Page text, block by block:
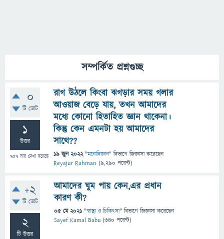
সম্পর্কিত প্রশ্নগুচ্ছ
0
টি ভোট
1
উত্তর
757 বার দেখা হয়েছে
রাগ উঠলে কিংবা ঝগড়ার সময় গলার
আওয়াজ বেড়ে যায়, তখন আমাদের
মধ্যে কোনো হিতাহিত জ্ঞান থাকেনা।
কিন্তু কেন এমনটা হয় আমাদের
সাথে??
19 জুন 2022 "মনোবিজ্ঞান" বিভাগে জিজ্ঞাসাকরেছেন
Reyajur Rahman (9,290 পয়েন্ট)
+2
টি ভোট
2
টি উত্তর
আমাদের ঘুম পায় কেন,এর প্রধান
কারণ কী?
05 মে 2021 "স্বাস্থ্য ও চিকিৎসা" বিভাগে জিজ্ঞাসাকরেছেন
Sayef Kamal Babu (340 পয়েন্ট)